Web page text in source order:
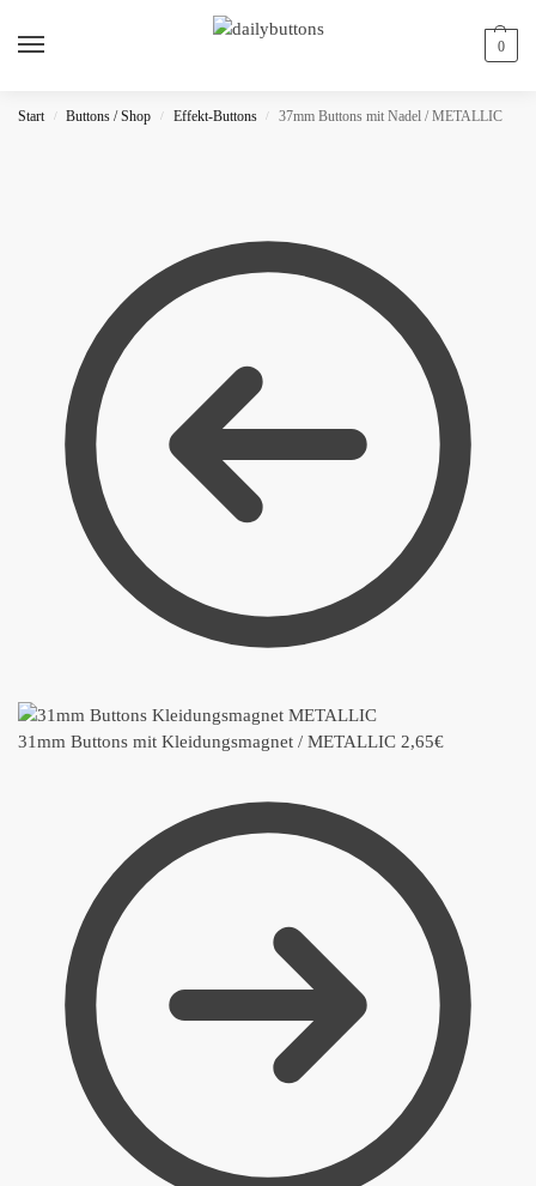
0
Start / Buttons / Shop / Effekt-Buttons / 37mm Buttons mit Nadel / METALLIC
31mm Buttons mit Kleidungsmagnet / METALLIC 2,65€